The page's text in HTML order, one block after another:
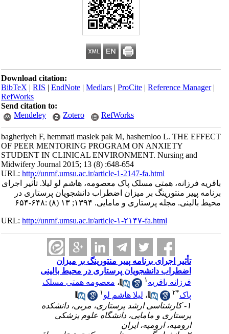
Download citation:
BibTeX|RIS|EndNote|Medlars|ProCite|Reference Manager
RefWorks
Send citation to:
Mendeley
Zotero RefWorks
bagheriyeh F, hemmati maslek pak M, hashemloo L. THE EFFECT
OF PEER MENTORING PROGRAM ON ANXIETY
STUDENT IN CLINICAL ENVIRONMENT. Nursing and
Midwifery Journal 2015; 13 (8) :648-654
URL:http://unmf.umsu.ac.ir/article-1-2147-fa.html
باقریه فرزانه، همتی مسلک پاک معصومه، هاشم لو لیلا. تأثیر اجرای
برنامه پییر منتورینگ بر میزان اضطراب دانشجویان پرستاری در
محیط بالینی. مجله پرستاری و مامایی. ۱۳۹۴; ۱۳ (۸) :۶۴۸-۶۵۴
URL:http://unmf.umsu.ac.ir/article-۱-۲۱۴۷-fa.html
تأثیر اجرای برنامه پییر منتورینگ بر میزان
اضطراب دانشجویان پرستاری در محیط بالینی
فرزانه باقریه
،معصومه همتی مسلک
پاک* ۲ ،لیلا هاشم لو۱
۱- کارشناسی ارشد پرستاری، مربی، دانشکده
پرستاری و مامایی، دانشگاه علوم پزشکی
ارومیه، ارومیه، ایران